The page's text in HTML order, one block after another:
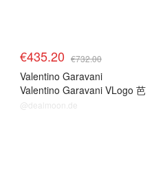
€435.20 €732.00
Valentino Garavani
Valentino Garavani VLogo 芭
蕾平底鞋
@dealmoon.de